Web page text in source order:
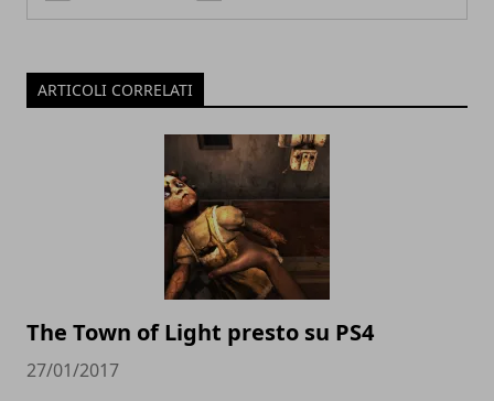
ARTICOLI CORRELATI
The Town of Light presto su PS4
27/01/2017